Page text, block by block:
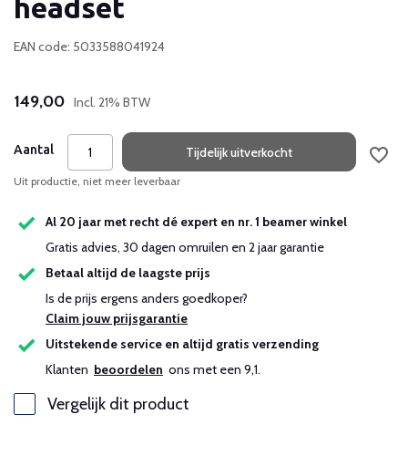
headset
EAN code: 5033588041924
149,00 Incl. 21% BTW
Aantal Tijdelijk uitverkocht
Uit productie, niet meer leverbaar
Al 20 jaar met recht dé expert en nr. 1 beamer winkel
Gratis advies, 30 dagen omruilen en 2 jaar garantie
Betaal altijd de laagste prijs
Is de prijs ergens anders goedkoper?
Claim jouw prijsgarantie
Uitstekende service en altijd gratis verzending
Klanten beoordelen ons met een 9,1.
Vergelijk dit product